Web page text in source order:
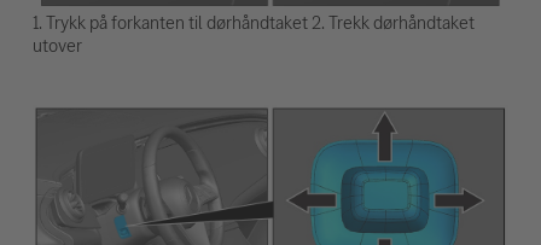
1. Trykk på forkanten til dørhåndtaket 2. Trekk dørhåndtaket
utover